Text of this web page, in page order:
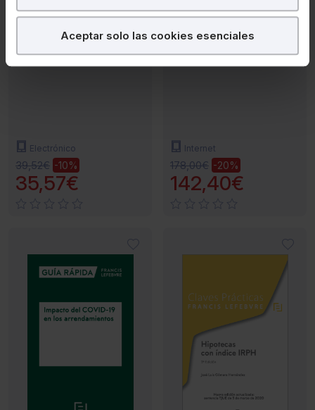
¿Qué puedes hacer?
Puedesaceptarlas cookies para que tu experiencia
También puedes
las cookies y
seleccionar solo aquellas que quieras permitir en tu
navegador. Si no seleccionas ninguna utilizaremos las
que sean indispensables para la navegación.
Aceptar solo las cookies esenciales
Guía Rápida Ley de
vivienda
Electrónico
39,52€ -10%
35,57€
Memento Castilla-La
Mancha
Internet
178,00€ -20%
142,40€